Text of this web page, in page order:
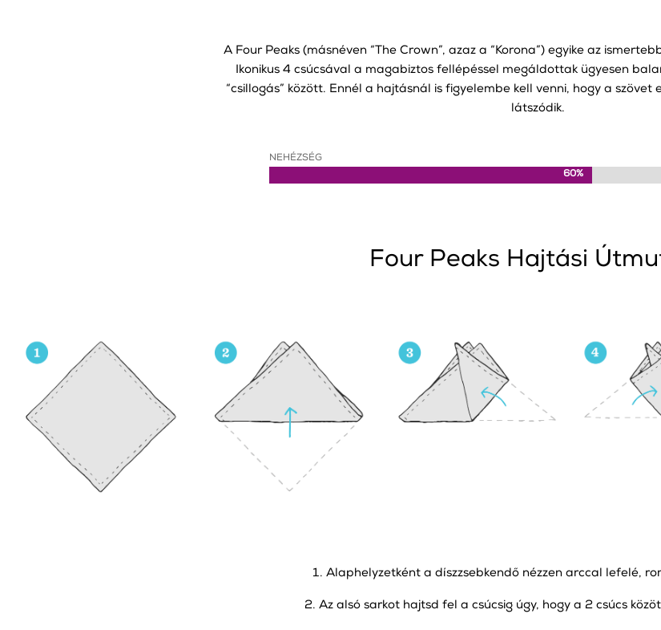
A Four Peaks (másnéven “The Crown”, azaz a “Korona”) egyike az
Ikonikus 4 csúcsával a magabiztos fellépéssel megáldottak ügyesen
“csillogás” között. Ennél a hajtásnál is figyelembe kell venni, hogy a
látszódik.
NEHÉZSÉG
60%
60%
Four Peaks Hajtási
Alaphelyzetként a díszzsebkendő nézzen arccal lefelé,
2. Az alsó sarkot hajtsd fel a csúcsig úgy, hogy a 2 csúcs